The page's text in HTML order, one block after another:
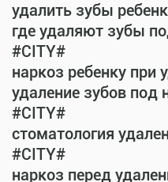
удалить зубы
где удаляют зубы
#CITY#
наркоз ребенку при
удаление зубов под
#CITY#
стоматология
#CITY#
наркоз перед